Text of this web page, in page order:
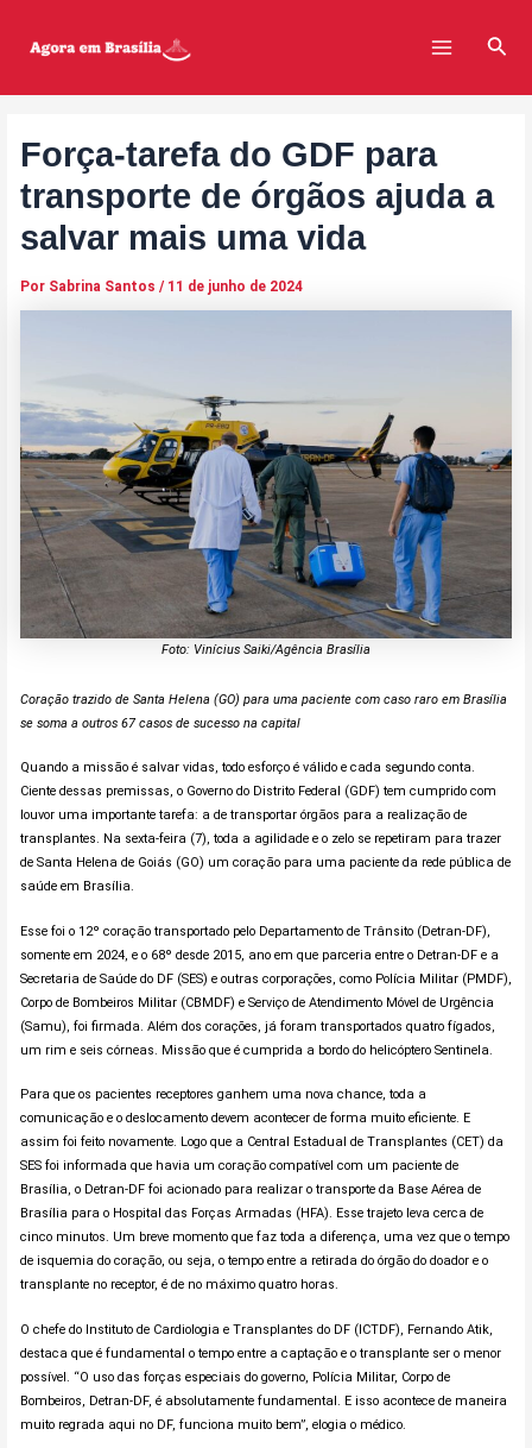
Menu
Força-tarefa do GDF para
transporte de órgãos ajuda a
salvar mais uma vida
Por Sabrina Santos / 11 de junho de 2024
Foto: Vinícius Saiki/Agência Brasília
Coração trazido de Santa Helena (GO) para uma paciente com caso raro em Brasília
se soma a outros 67 casos de sucesso na capital
Quando a missão é salvar vidas, todo esforço é válido e cada segundo conta.
Ciente dessas premissas, o Governo do Distrito Federal (GDF) tem cumprido com
louvor uma importante tarefa: a de transportar órgãos para a realização de
transplantes. Na sexta-feira (7), toda a agilidade e o zelo se repetiram para trazer
de Santa Helena de Goiás (GO) um coração para uma paciente da rede pública de
saúde em Brasília.
Esse foi o 12º coração transportado pelo Departamento de Trânsito (Detran-DF),
somente em 2024, e o 68º desde 2015, ano em que parceria entre o Detran-DF e a
Secretaria de Saúde do DF (SES) e outras corporações, como Polícia Militar (PMDF),
Corpo de Bombeiros Militar (CBMDF) e Serviço de Atendimento Móvel de Urgência
(Samu), foi firmada. Além dos corações, já foram transportados quatro fígados,
um rim e seis córneas. Missão que é cumprida a bordo do helicóptero Sentinela.
Para que os pacientes receptores ganhem uma nova chance, toda a
comunicação e o deslocamento devem acontecer de forma muito eficiente. E
assim foi feito novamente. Logo que a Central Estadual de Transplantes (CET) da
SES foi informada que havia um coração compatível com um paciente de
Brasília, o Detran-DF foi acionado para realizar o transporte da Base Aérea de
Brasília para o Hospital das Forças Armadas (HFA). Esse trajeto leva cerca de
cinco minutos. Um breve momento que faz toda a diferença, uma vez que o tempo
de isquemia do coração, ou seja, o tempo entre a retirada do órgão do doador e o
transplante no receptor, é de no máximo quatro horas.
O chefe do Instituto de Cardiologia e Transplantes do DF (ICTDF), Fernando Atik,
destaca que é fundamental o tempo entre a captação e o transplante ser o menor
possível. “O uso das forças especiais do governo, Polícia Militar, Corpo de
Bombeiros, Detran-DF, é absolutamente fundamental. E isso acontece de maneira
muito regrada aqui no DF, funciona muito bem”, elogia o médico.